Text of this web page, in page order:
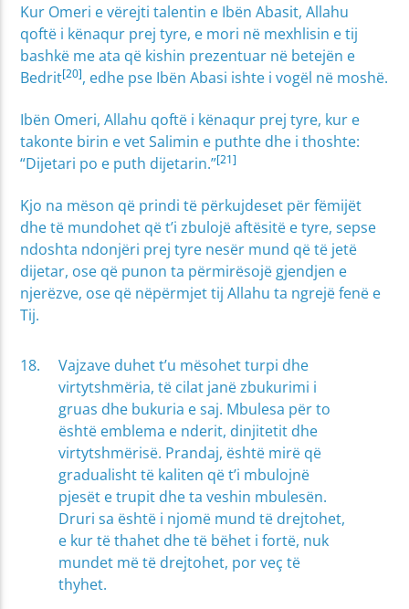
Kur Omeri e vërejti talentin e Ibën Abasit, Allahu
qoftë i kënaqur prej tyre, e mori në mexhlisin e tij
bashkë me ata që kishin prezentuar në betejën e
Bedrit[20], edhe pse Ibën Abasi ishte i vogël në moshë.
Ibën Omeri, Allahu qoftë i kënaqur prej tyre, kur e
takonte birin e vet Salimin e puthte dhe i thoshte:
“Dijetari po e puth dijetarin.”[21]
Kjo na mëson që prindi të përkujdeset për fëmijët
dhe të mundohet që t’i zbulojë aftësitë e tyre, sepse
ndoshta ndonjëri prej tyre nesër mund që të jetë
dijetar, ose që punon ta përmirësojë gjendjen e
njerëzve, ose që nëpërmjet tij Allahu ta ngrejë fenë e
Tij.
Vajzave duhet t’u mësohet turpi dhe
virtytshmëria, të cilat janë zbukurimi i
gruas dhe bukuria e saj. Mbulesa për to
është emblema e nderit, dinjitetit dhe
virtytshmërisë. Prandaj, është mirë që
gradualisht të kaliten që t’i mbulojnë
pjesët e trupit dhe ta veshin mbulesën.
Druri sa është i njomë mund të drejtohet,
e kur të thahet dhe të bëhet i fortë, nuk
mundet më të drejtohet, por veç të
thyhet.